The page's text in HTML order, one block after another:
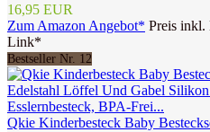
16,95 EUR
Zum Amazon Angebot* Preis inkl.
Link*
Bestseller Nr. 12
Qkie Kinderbesteck Baby